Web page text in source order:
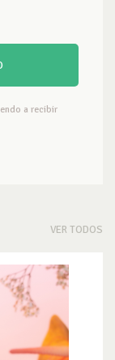
a recibir
VER TODOS